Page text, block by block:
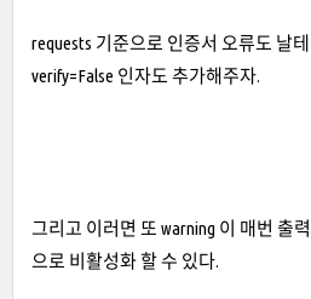
requests 기준으로 인증서 오류도 날
verify=False 인자도 추가해주자.
그리고 이러면 또 warning 이 매번 출
으로 비활성화 할 수 있다.